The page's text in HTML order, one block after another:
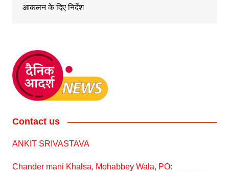
आकलन के दिए निर्देश
Contact us
ANKIT SRIVASTAVA
Chander mani Khalsa, Mohabbey Wala, PO: